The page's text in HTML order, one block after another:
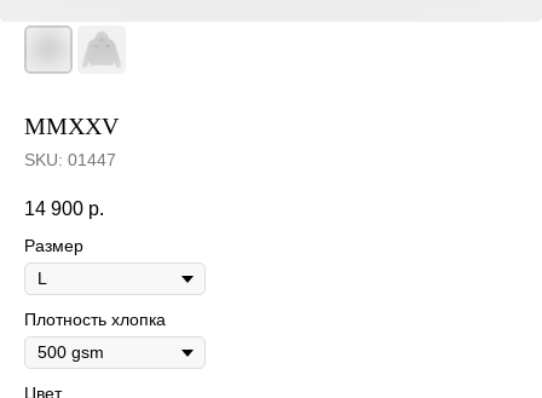
MMXXV
SKU: 01447
14 900 р.
Размер
Плотность хлопка
Цвет